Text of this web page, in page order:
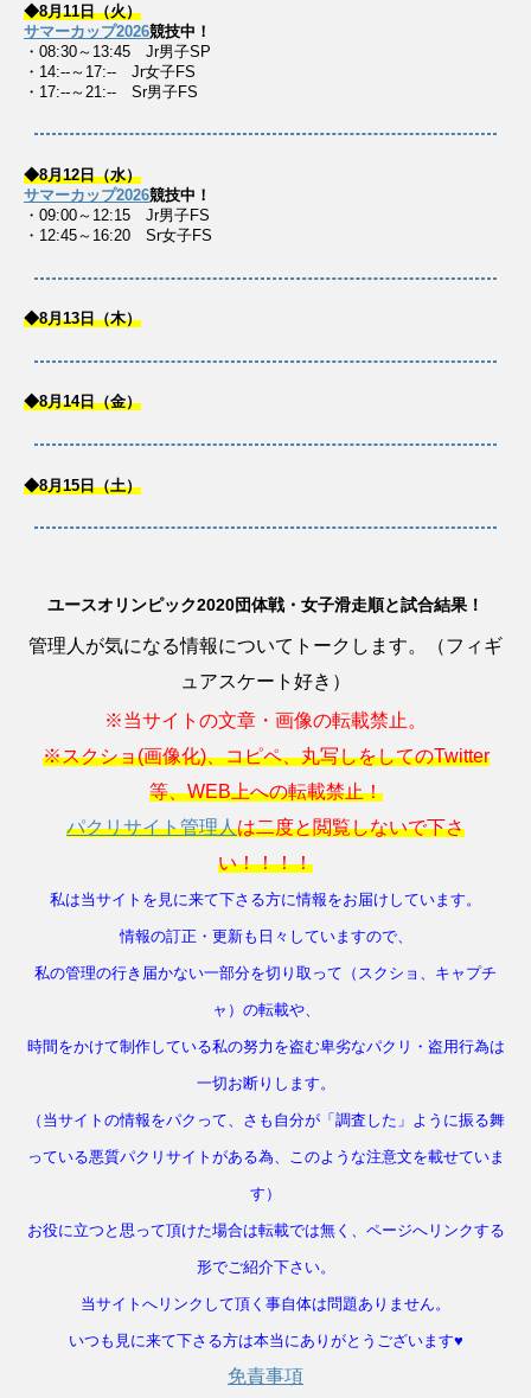
◆8月11日（火）
サマーカップ2026競技中！
・08:30～13:45 Jr男子SP
・14:--～17:-- Jr女子FS
・17:--～21:-- Sr男子FS
◆8月12日（水）
サマーカップ2026競技中！
・09:00～12:15 Jr男子FS
・12:45～16:20 Sr女子FS
◆8月13日（木）
◆8月14日（金）
◆8月15日（土）
ユースオリンピック2020団体戦・女子滑走順と試合結果！
管理人が気になる情報についてトークします。（フィギ
ュアスケート好き）
※当サイトの文章・画像の転載禁止。
※スクショ(画像化)、コピペ、丸写しをしてのTwitter
等、WEB上への転載禁止！
パクリサイト管理人は二度と閲覧しないで下さ
い！！！！
私は当サイトを見に来て下さる方に情報をお届けしています。
情報の訂正・更新も日々していますので、
私の管理の行き届かない一部分を切り取って（スクショ、キャプチ
ャ）の転載や、
時間をかけて制作している私の努力を盗む卑劣なパクリ・盗用行為は
一切お断りします。
（当サイトの情報をパクって、さも自分が「調査した」ように振る舞
っている悪質パクリサイトがある為、このような注意文を載せていま
す）
お役に立つと思って頂けた場合は転載では無く、ページへリンクする
形でご紹介下さい。
当サイトへリンクして頂く事自体は問題ありません。
いつも見に来て下さる方は本当にありがとうございます♥
免責事項